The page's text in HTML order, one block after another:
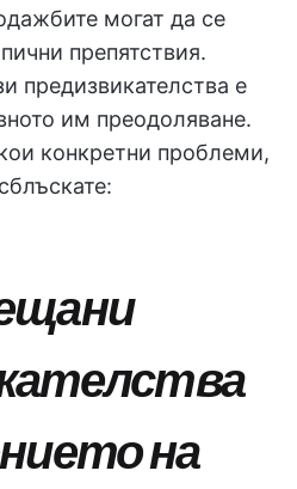
могат да се
препятствия.
предизвикателства е
им преодоляване.
конкретни проблеми,
на